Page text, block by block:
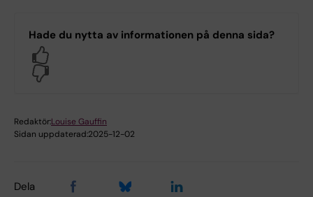
Hade du nytta av informationen på denna sida?
Redaktör:Louise Gauffin
Sidan uppdaterad:2025-12-02
Dela